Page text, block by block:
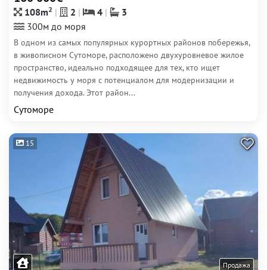
108m2 2 4
3
300м до моря
В одном из самых популярных курортных районов побережья,
в живописном Сутоморе, расположено двухуровневое жилое
пространство, идеально подходящее для тех, кто ищет
недвижимость у моря с потенциалом для модернизации и
получения дохода. Этот район...
Сутоморе
15
Продажа